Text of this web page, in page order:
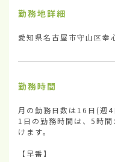
勤務地詳細
愛知県名古屋市守山区
勤務時間
月の勤務日数は16日(週
1日の勤務時間は、5時
けます。
【早番】